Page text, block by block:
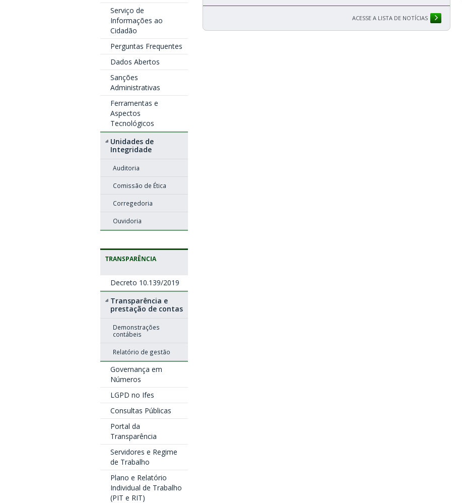
Serviço de
Informações ao
Cidadão
Perguntas Frequentes
Dados Abertos
Sanções
Administrativas
Ferramentas e
Aspectos
Tecnológicos
Unidades de
Integridade
Auditoria
Comissão de Ética
Corregedoria
Ouvidoria
TRANSPARÊNCIA
Decreto 10.139/2019
Transparência e
prestação de contas
Demonstrações
contábeis
Relatório de gestão
Governança em
Números
LGPD no Ifes
Consultas Públicas
Portal da
Transparência
Servidores e Regime
de Trabalho
Plano e Relatório
Individual de Trabalho
(PIT e RIT)
ACESSE A LISTA DE NOTÍCIAS